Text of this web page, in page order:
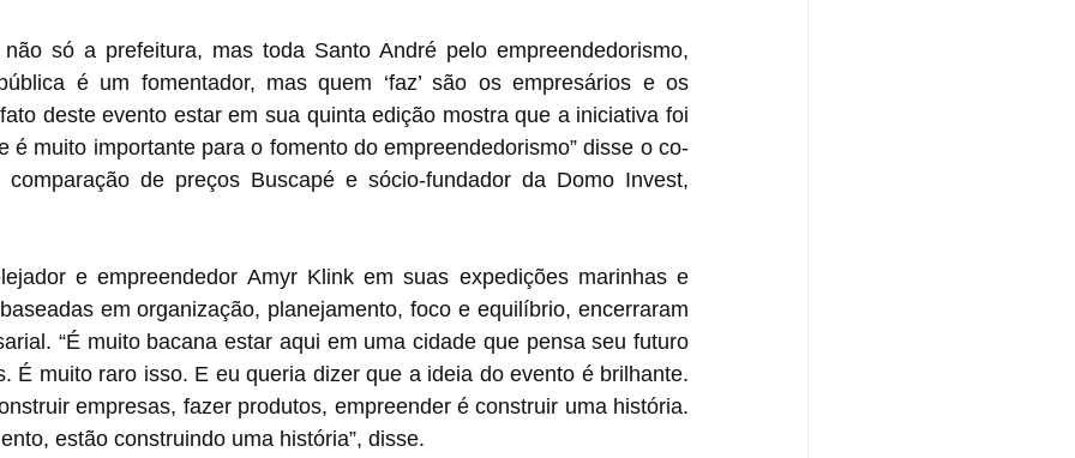
não só a prefeitura, mas toda Santo André pelo empreendedorismo,
é um fomentador, mas quem ‘faz’ são os empresários e os
deste evento estar em sua quinta edição mostra que a iniciativa foi
é muito importante para o fomento do empreendedorismo” disse o co-
de preços Buscapé e sócio-fundador da Domo Invest,
e empreendedor Amyr Klink em suas expedições marinhas e
em organização, planejamento, foco e equilíbrio, encerraram
“É muito bacana estar aqui em uma cidade que pensa seu futuro
É muito raro isso. E eu queria dizer que a ideia do evento é brilhante.
empresas, fazer produtos, empreender é construir uma história.
estão construindo uma história”, disse.